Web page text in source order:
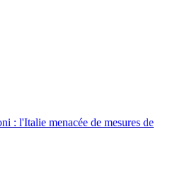
: l'Italie menacée de mesures de